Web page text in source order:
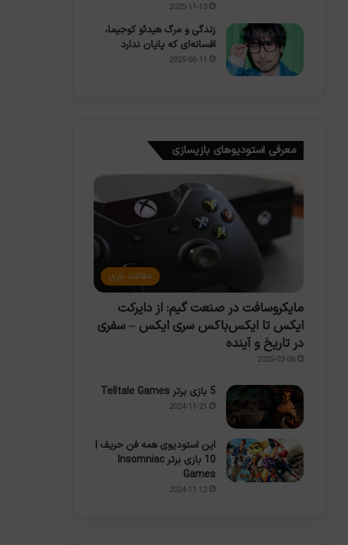
2025-11-13
زندگی و مرگ هیدئو کوجیما،
افسانه‌ای که پایان ندارد
2025-06-11
معرفی استودیوهای بازیسازی
مقالات بازی
مایکروسافت در صنعت گیم: از دایرکت
ایکس تا ایکس‌باکس سری ایکس – سفری
در تاریخ و آینده
2025-03-08
5 بازی برتر Telltale Games
2024-11-21
این استودیوی همه فن حریف |
10 بازی برتر Insomniac
Games
2024-11-12